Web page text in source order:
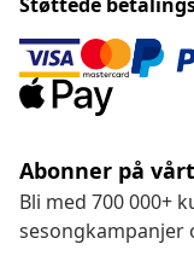
Abonner på
Bli med 700 000+
sesongkampanjer